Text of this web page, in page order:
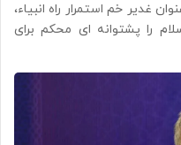
غدیر خم استمرار راه انبیاء،
را پشتوانه ای محکم برای